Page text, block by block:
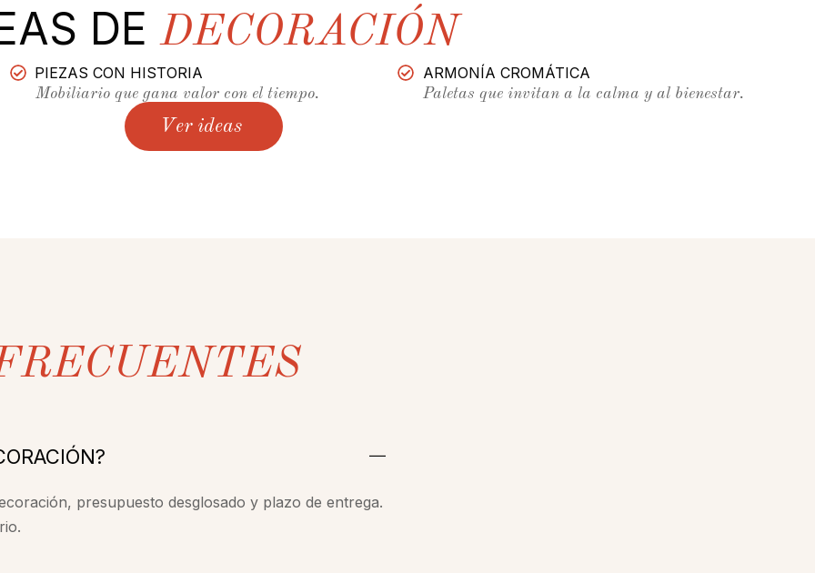
DE DECORACIÓN
PIEZAS CON HISTORIA
Mobiliario que gana valor con el tiempo.
ARMONÍA CROMÁTICA
Paletas que invitan a la calma y al bienestar.
Ver ideas
presupuesto desglosado y plazo de entrega.